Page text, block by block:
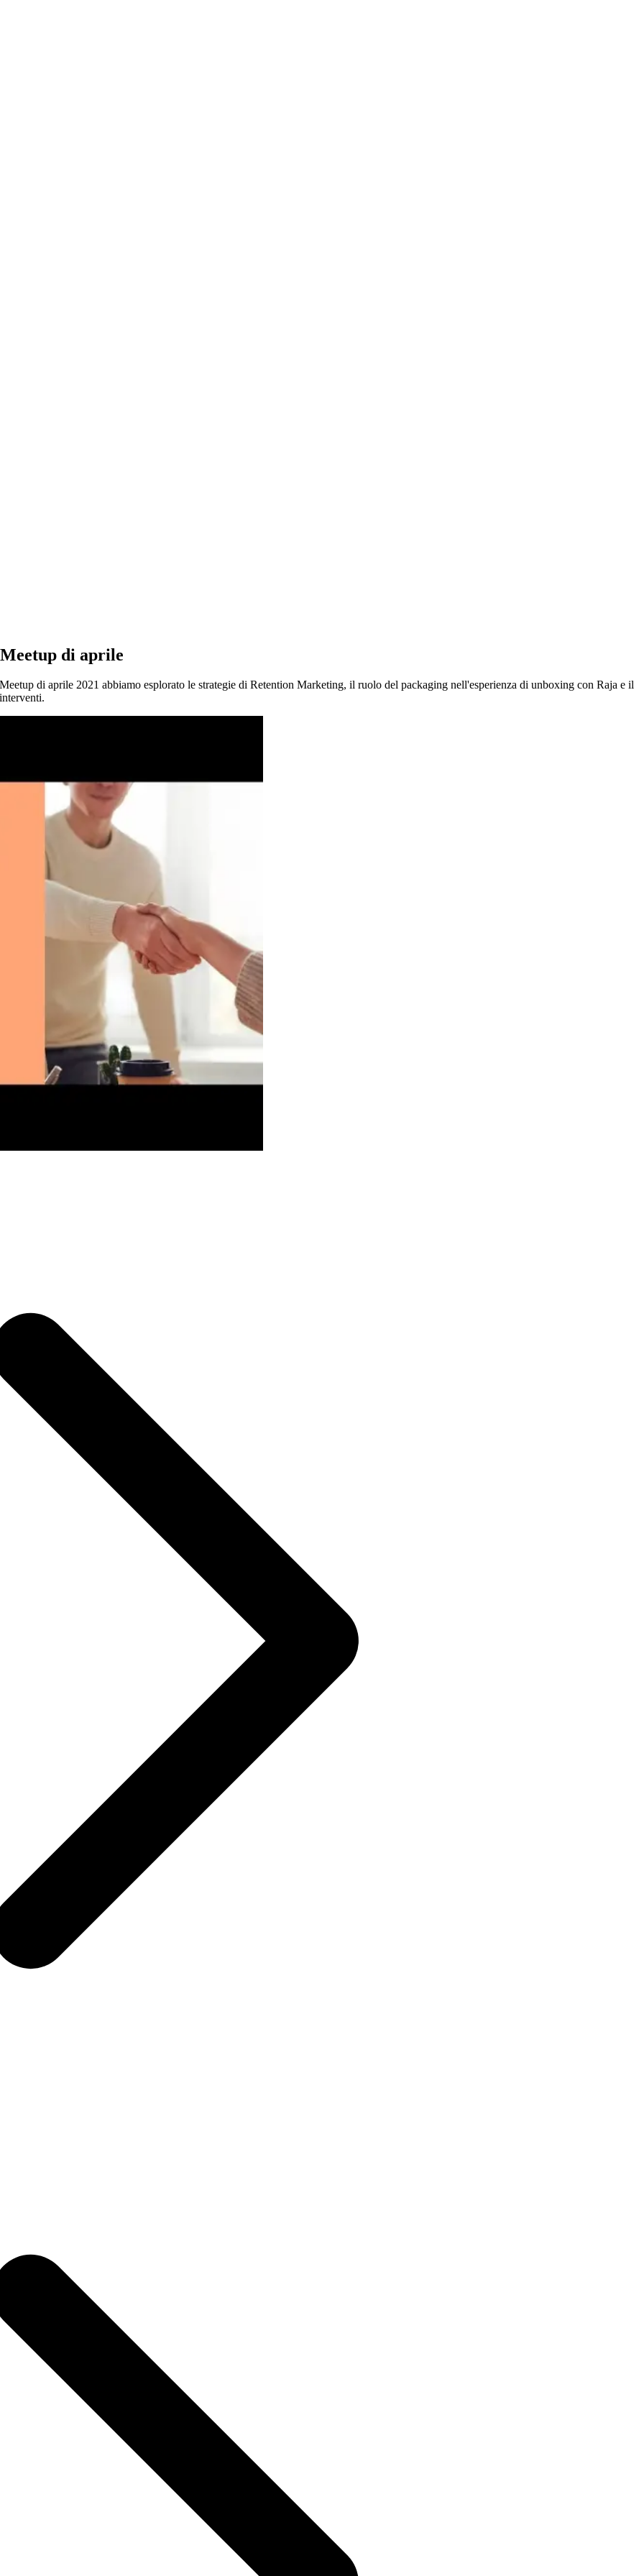
di aprile
di aprile 2021 abbiamo esplorato le strategie di Retention Marketing, il ruolo del packaging nell'esperienza di unboxing con Raja e il